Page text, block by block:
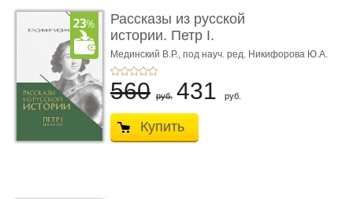
Рассказы из русской
истории. Петр I.
Начало. Кни ...
Мединский В.Р., под науч. ред. Никифорова Ю.А.
560 руб. 431 руб.
Купить